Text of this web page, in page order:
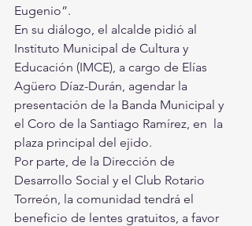
Eugenio”.
En su diálogo, el alcalde pidió al
Instituto Municipal de Cultura y
Educación (IMCE), a cargo de Elías
Agüero Díaz-Durán, agendar la
presentación de la Banda Municipal y
el Coro de la Santiago Ramírez, en  la
plaza principal del ejido.
Por parte, de la Dirección de
Desarrollo Social y el Club Rotario
Torreón, la comunidad tendrá el
beneficio de lentes gratuitos, a favor